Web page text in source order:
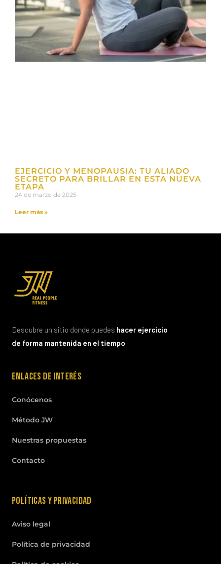
EJERCICIO Y MENOPAUSIA: TU ALIADO
SECRETO PARA BRILLAR EN ESTA NUEVA
ETAPA
24 de marzo de 2025
Leer más »
Descubre un sitio donde puedes hacer ejercicio
de forma mantenida en el tiempo
Enlaces de interés
Conócenos
Método JW
Nuestras propuestas
Contacto
Políticas y privacidad
Aviso legal
Política de privacidad